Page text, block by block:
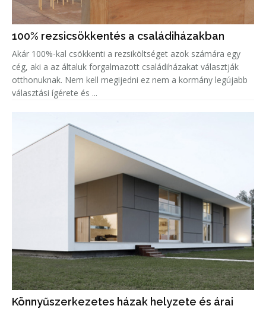
100% rezsicsökkentés a családiházakban
Akár 100%-kal csökkenti a rezsiköltséget azok számára egy
cég, aki a az általuk forgalmazott családiházakat választják
otthonuknak. Nem kell megijedni ez nem a kormány legújabb
választási ígérete és ...
Könnyűszerkezetes házak helyzete és árai